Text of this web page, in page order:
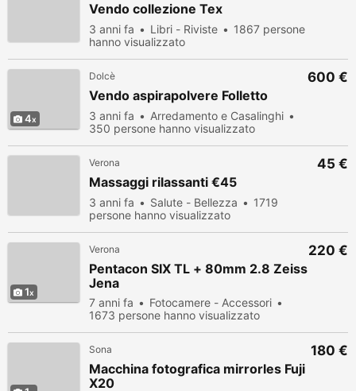
Vendo collezione Tex
3 anni fa Libri - Riviste
1867 persone
hanno visualizzato
4
Dolcè
Vendo aspirapolvere Folletto
3 anni fa
Arredamento e Casalinghi
350 persone hanno visualizzato
600 €
Verona
Massaggi rilassanti €45
3 anni fa Salute - Bellezza
1719
persone hanno visualizzato
45 €
1
Verona
Pentacon SIX TL + 80mm 2.8 Zeiss
Jena
7 anni fa
Fotocamere - Accessori
1673 persone hanno visualizzato
220 €
Sona
Macchina fotografica mirrorles Fuji
X20
180 €